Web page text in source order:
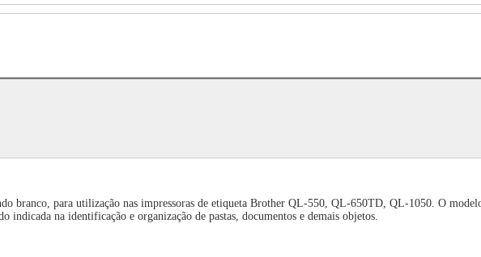
branco, para utilização nas impressoras de etiqueta Brother QL-550, QL-650TD, QL-1050. O
indicada na identificação e organização de pastas, documentos e demais objetos.